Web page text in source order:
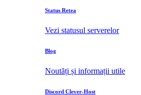
Status Retea
Vezi statusul serverelor
Blog
Noutăți și informații utile
Discord Clever-Host